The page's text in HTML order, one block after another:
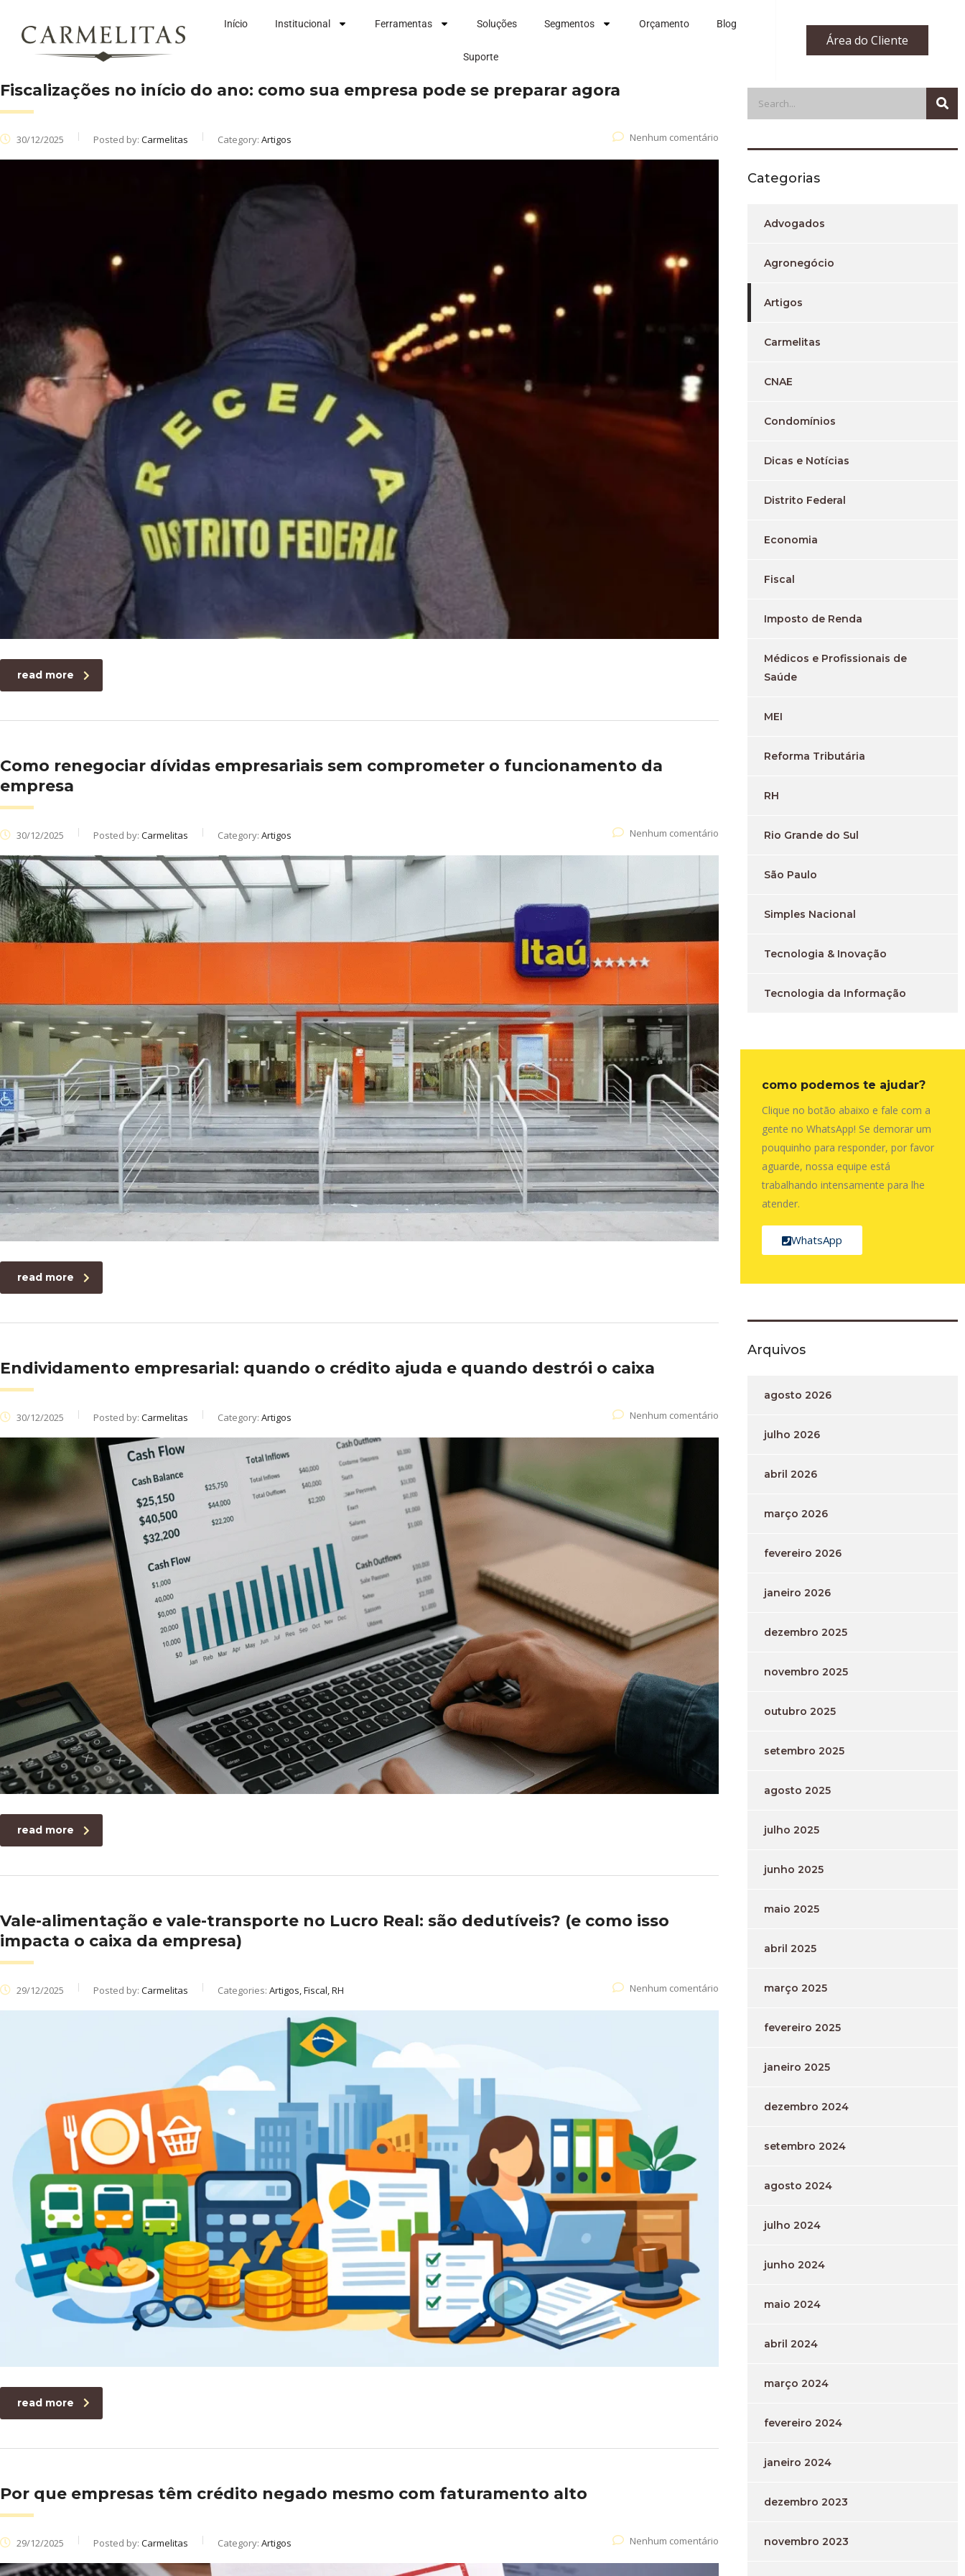
Início Institucional Ferramentas Soluções Segmentos Orçamento Blog
Suporte
Área do Cliente
Fiscalizações no início do ano: como sua empresa pode se preparar agora
30/12/2025 Posted by: Carmelitas Category: Artigos Nenhum comentário
read more
Como renegociar dívidas empresariais sem comprometer o funcionamento da
empresa
30/12/2025 Posted by: Carmelitas Category: Artigos Nenhum comentário
read more
Endividamento empresarial: quando o crédito ajuda e quando destrói o caixa
30/12/2025 Posted by: Carmelitas Category: Artigos Nenhum comentário
read more
Vale-alimentação e vale-transporte no Lucro Real: são dedutíveis? (e como isso
impacta o caixa da empresa)
29/12/2025 Posted by: Carmelitas Categories: Artigos, Fiscal, RH Nenhum comentário
read more
Por que empresas têm crédito negado mesmo com faturamento alto
29/12/2025 Posted by: Carmelitas Category: Artigos Nenhum comentário
Categorias
Advogados
Agronegócio
Artigos
Carmelitas
CNAE
Condomínios
Dicas e Notícias
Distrito Federal
Economia
Fiscal
Imposto de Renda
Médicos e Profissionais de
Saúde
MEI
Reforma Tributária
RH
Rio Grande do Sul
São Paulo
Simples Nacional
Tecnologia & Inovação
Tecnologia da Informação
como podemos te ajudar?
Clique no botão abaixo e fale com a
gente no WhatsApp! Se demorar um
pouquinho para responder, por favor
aguarde, nossa equipe está
trabalhando intensamente para lhe
atender.
WhatsApp
Arquivos
agosto 2026
julho 2026
abril 2026
março 2026
fevereiro 2026
janeiro 2026
dezembro 2025
novembro 2025
outubro 2025
setembro 2025
agosto 2025
julho 2025
junho 2025
maio 2025
abril 2025
março 2025
fevereiro 2025
janeiro 2025
dezembro 2024
setembro 2024
agosto 2024
julho 2024
junho 2024
maio 2024
abril 2024
março 2024
fevereiro 2024
janeiro 2024
dezembro 2023
novembro 2023